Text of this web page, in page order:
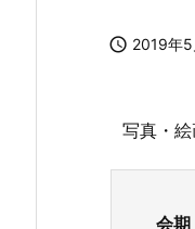
 2019年5
写真・
会期